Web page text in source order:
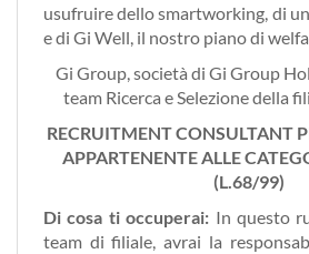
usufruire dello smartworking, di
e di Gi Well, il nostro piano di
Gi Group, società di Gi Group
team Ricerca e Selezione della
RECRUITMENT CONSULTANT
APPARTENENTE ALLE
(L.68/99)
Di cosa ti occuperai: In questo
team di filiale, avrai la